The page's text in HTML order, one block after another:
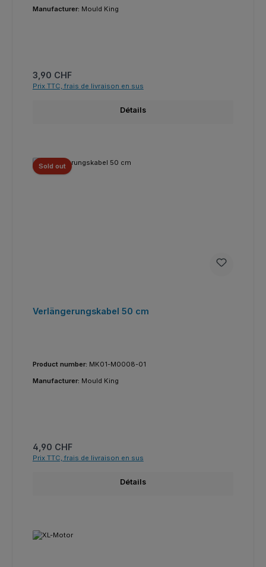
Manufacturer: Mould King
Prix régulier :
3,90 CHF
Prix TTC, frais de livraison en sus
Détails
Sold out
Verlängerungskabel 50 cm
Product number: MK01-M0008-01
Manufacturer: Mould King
Prix régulier :
4,90 CHF
Prix TTC, frais de livraison en sus
Détails